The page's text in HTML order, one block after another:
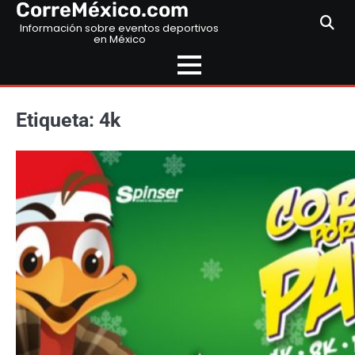
SkipCorreMéxico.com
Información sobre eventos deportivos
en México
Etiqueta: 4k